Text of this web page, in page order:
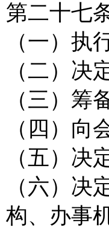
第二十七
（一）执
（二）决
（三）筹
（四）向
（五）决
（六）决
构、办事